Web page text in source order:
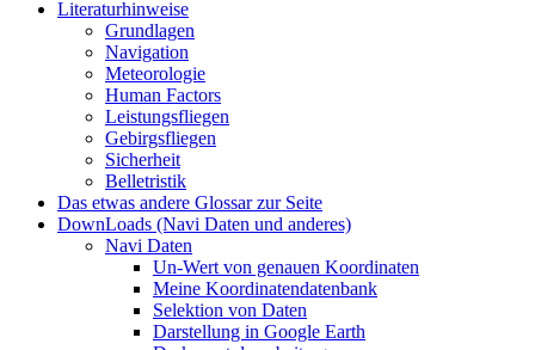
Literaturhinweise
Grundlagen
Navigation
Meteorologie
Human Factors
Leistungsfliegen
Gebirgsfliegen
Sicherheit
Belletristik
Das etwas andere Glossar zur Seite
DownLoads (Navi Daten und anderes)
Navi Daten
Un-Wert von genauen Koordinaten
Meine Koordinatendatenbank
Selektion von Daten
Darstellung in Google Earth